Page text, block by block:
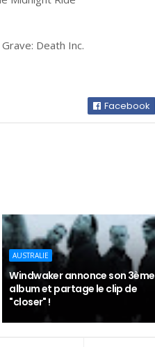
Death Inc.
Facebook
AUSTRALIE
Windwaker annonce son 3ème
album et partage le clip de
"closer" !